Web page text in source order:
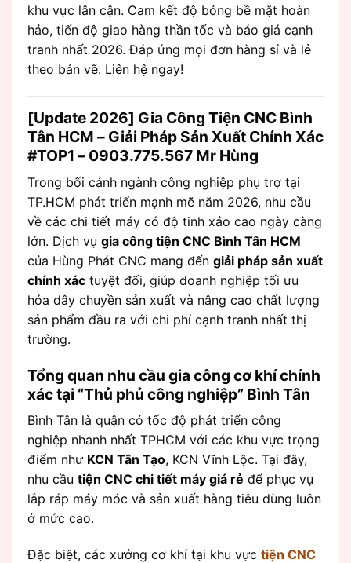
khu vực lân cận. Cam kết độ bóng bề mặt hoàn
hảo, tiến độ giao hàng thần tốc và báo giá cạnh
tranh nhất 2026. Đáp ứng mọi đơn hàng sỉ và lẻ
theo bản vẽ. Liên hệ ngay!
[Update 2026] Gia Công Tiện CNC Bình
Tân HCM – Giải Pháp Sản Xuất Chính Xác
#TOP1 – 0903.775.567 Mr Hùng
Trong bối cảnh ngành công nghiệp phụ trợ tại
TP.HCM phát triển mạnh mẽ năm 2026, nhu cầu
về các chi tiết máy có độ tinh xảo cao ngày càng
lớn. Dịch vụ gia công tiện CNC Bình Tân HCM
của Hùng Phát CNC mang đến giải pháp sản xuất
chính xác tuyệt đối, giúp doanh nghiệp tối ưu
hóa dây chuyền sản xuất và nâng cao chất lượng
sản phẩm đầu ra với chi phí cạnh tranh nhất thị
trường.
Tổng quan nhu cầu gia công cơ khí chính
xác tại “Thủ phủ công nghiệp” Bình Tân
Bình Tân là quận có tốc độ phát triển công
nghiệp nhanh nhất TPHCM với các khu vực trọng
điểm như KCN Tân Tạo, KCN Vĩnh Lộc. Tại đây,
nhu cầu tiện CNC chi tiết máy giá rẻ để phục vụ
lắp ráp máy móc và sản xuất hàng tiêu dùng luôn
ở mức cao.
Đặc biệt, các xưởng cơ khí tại khu vực tiện CNC